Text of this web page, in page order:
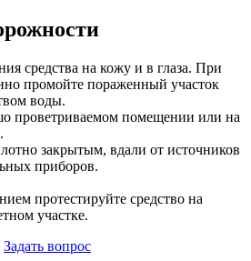
средства на кожу и в глаза. При
промойте пораженный участок
воды.
проветриваемом помещении или на
закрытым, вдали от источников
приборов.
протестируйте средство на
участке.
Задать вопрос